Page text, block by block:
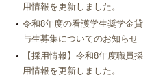
用情報を更新しました。
令和8年度の看護学生奨学金貸
与生募集についてのお知らせ
【採用情報】令和8年度職員採
用情報を更新しました。